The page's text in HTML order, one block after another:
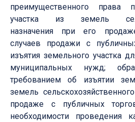
преимущественного права
участка из земель
назначения при его
случаев продажи с
изъятия земельного участка
муниципальных нужд;
требованием об изъятии
земель
продаже с публичных
необходимости проведения